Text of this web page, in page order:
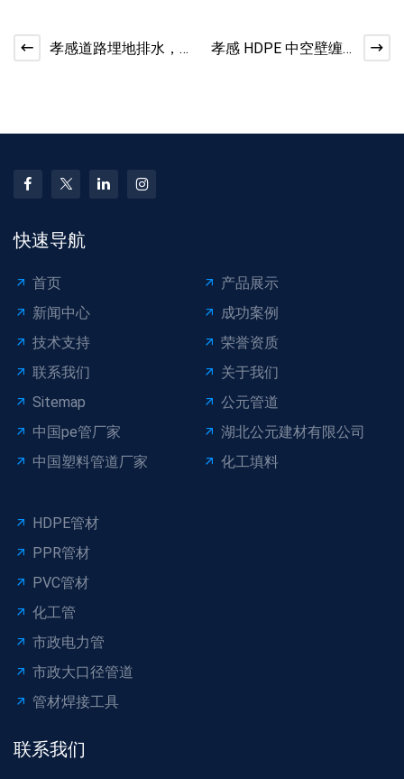
孝感道路埋地排水，
孝感 HDPE 中空壁缠
快速导航
首页
产品展示
新闻中心
成功案例
技术支持
荣誉资质
联系我们
关于我们
Sitemap
公元管道
中国pe管厂家
湖北公元建材有限公司
中国塑料管道厂家
化工填料
HDPE管材
PPR管材
PVC管材
化工管
市政电力管
市政大口径管道
管材焊接工具
联系我们